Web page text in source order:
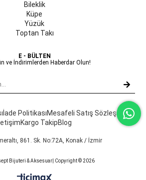
Bileklik
Küpe
Yüzük
Toptan Takı
E - BÜLTEN
ve İndirimlerden Haberdar Olun!
İade PolitikasıMesafeli Satış Sözleşmesi
İletişimKargo TakipBlog
861. Sk. No:72A, Konak / İzmir
Bijuteri & Aksesuar| Copyright © 2026